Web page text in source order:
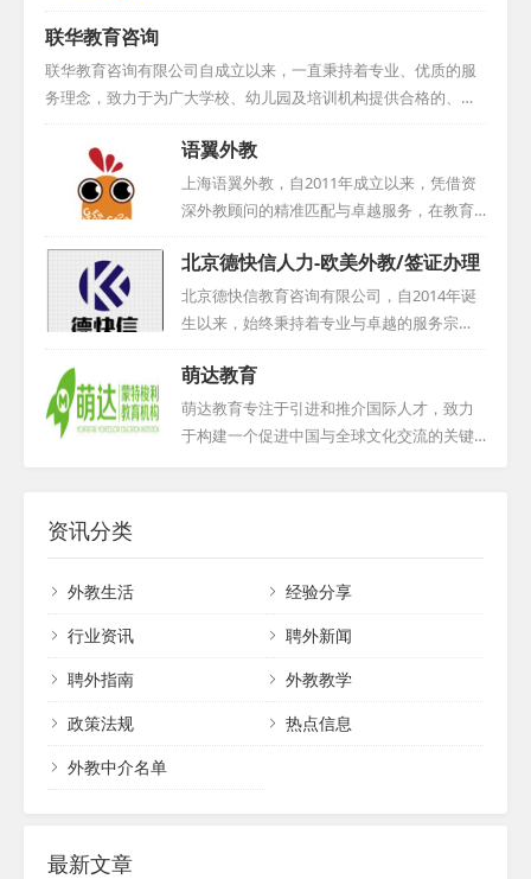
个人提供全面的人力与教育资源咨询服务。
有超过十年的丰富经验，并建立了广泛的外
籍教师资源及招聘网络。尽管成立时间尚
短，但凭借卓越的信誉和专业的服务，思悦
教育已赢得了众多知名机构与个人的青睐，
包括新东方、华尔街、流利英语、芝麻街英
语等，并与他们签订了长期服务协议。我们
全心全意为客户着想。期待与您的合作，共
创美好未来。...
联华教育咨询
联华教育咨询有限公司自成立以来，一直秉持着专业、优质的服
务理念，致力于为广大学校、幼儿园及培训机构提供合格的、经
验丰富的欧美外教。我们深知外教在提升教学质量、拓宽学生国
际视野方面的重要性，因此，在选拔外教时，我们严格把关，确
保每一位外教都具备优秀的专业素养和教学能力。同时，我们也
注重外教的文化适应能力和沟通能力，以确保他们能够更好地融
入中国的教学环境，为学生提供更加优质的教学服务。...
语翼外教
上海语翼外教，自2011年成立以来，凭借资
深外教顾问的精准匹配与卓越服务，在教育
培训领域树立了良好口碑。作为上海语轶商
务咨询有限公司的核心板块，我们专注于为
各类教学机构、企事业单位及个人提供一对
一英语外教服务。我们严格筛选每一位外教
候选人，本地外教必经面对面面试与Demo展
示，外地外教则通过电话或网络面试。我们
杜绝随意推荐，确保深入了解每位外教的背
景与期望。我们对外教候选人要求严格，必
北京德快信人力-欧美外教/签证办理
北京德快信教育咨询有限公司，自2014年诞
生以来，始终秉持着专业与卓越的服务宗
旨。公司前身是北京博然智学教育科技有限
公司，经过岁月的洗礼与业务的不断拓展，
最终蜕变成为如今的名字——北京德快信教
育咨询有限公司。这家公司致力于成为一家
源优势，为客户提供全方位、个性化的服
务，助力客户实现国际化的人才发展战略。...
萌达教育
萌达教育专注于引进和推介国际人才，致力
于构建一个促进中国与全球文化交流的关键
主要交流语言的多国语言外籍人才库，这些
人才在教育领域具有深厚的积累，能为我国
的文化交流与教育事业注入新的活力与生
机。借助这一独特的平台，我们期待进一步
加深中国与世界各国之间的交流与理解，携
手共进，推动教育事业繁荣发展。...
资讯分类
外教生活
经验分享
行业资讯
聘外新闻
聘外指南
外教教学
政策法规
热点信息
外教中介名单
最新文章